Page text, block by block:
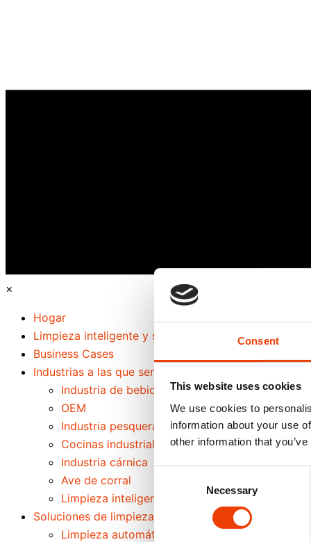
Consent
This website uses cookies
We use cookies to
information about your use
other information that
Necessary
×
Hogar
Limpieza inteligente y sostenibilidad
Business Cases
Industrias a las que servimos
Industria de bebidas e industria cervecera
OEM
Industria pesquera y marisquera
Cocinas industriales y minoristas de
Industria cárnica
Ave de corral
Limpieza inteligente en la industria láctea
Soluciones de limpieza
Limpieza automática